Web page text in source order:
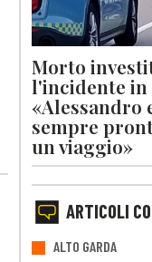
Morto
l'incidente in
«Alessandro
sempre
un viaggio»
ARTICOLI
ALTO GARDA